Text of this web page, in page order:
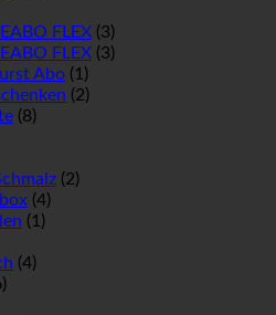
FLEX (3)
FLEX (3)
Abo (1)
(2)
(8)
(2)
(4)
(1)
(4)